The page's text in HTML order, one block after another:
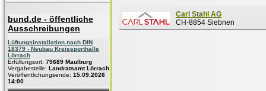
bund.de - öffentliche
Ausschreibungen
Lüftungsinstallation nach DIN
18379 - Neubau Kreissporthalle
Lörrach
Erfüllungsort: 79689 Maulburg
Vergabestelle: Landratsamt Lörrach
Veröffentlichungsende: 15.09.2026
14:00
Carl Stahl AG
CH-8854 Siebnen